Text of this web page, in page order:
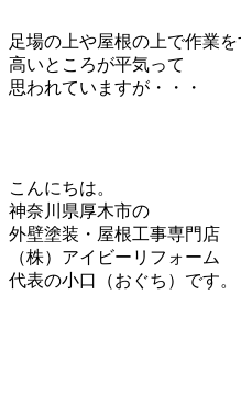
足場の上や屋根の上で作業
高いところが平気って
思われていますが・・・
こんにちは。
神奈川県厚木市の
外壁塗装・屋根工事専門店
（株）アイビーリフォーム
代表の小口（おぐち）です。